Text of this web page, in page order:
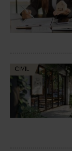
CIVIL